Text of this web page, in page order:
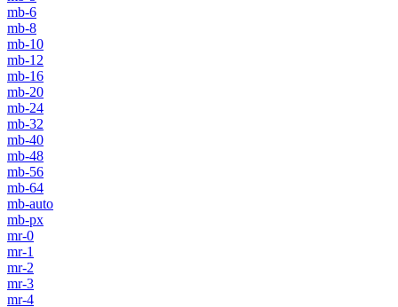
mb-6
mb-8
mb-10
mb-12
mb-16
mb-20
mb-24
mb-32
mb-40
mb-48
mb-56
mb-64
mb-auto
mb-px
mr-0
mr-1
mr-2
mr-3
mr-4